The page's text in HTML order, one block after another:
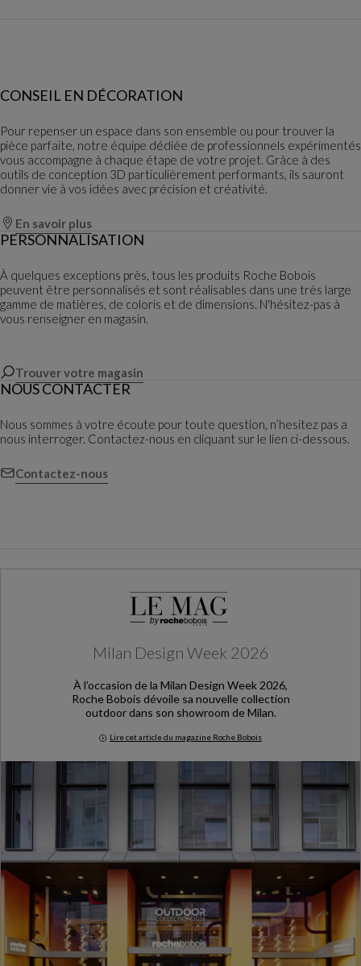
CONSEIL EN DÉCORATION
Pour repenser un espace dans son ensemble ou pour trouver la
pièce parfaite, notre équipe dédiée de professionnels expérimentés
vous accompagne à chaque étape de votre projet. Grâce à des
outils de conception 3D particulièrement performants, ils sauront
donner vie à vos idées avec précision et créativité.
En savoir plus
PERSONNALISATION
À quelques exceptions près, tous les produits Roche Bobois
peuvent être personnalisés et sont réalisables dans une très large
gamme de matières, de coloris et de dimensions. N'hésitez-pas à
vous renseigner en magasin.
Trouver votre magasin
NOUS CONTACTER
Nous sommes à votre écoute pour toute question, n’hesitez pas a
nous interroger. Contactez-nous en cliquant sur le lien ci-dessous.
Contactez-nous
Milan Design Week 2026
À l’occasion de la Milan Design Week 2026,
Roche Bobois dévoile sa nouvelle collection
outdoor dans son showroom de Milan.
Lire cet article du magazine Roche Bobois
Milan Design Week 2026